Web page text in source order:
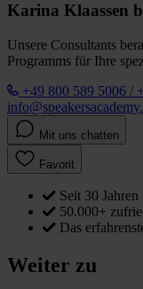
Karina Klaassen
Unsere Consultants
Programms für Ihre
+49 800 589 5006 /
Mit uns chatten
Favorit
Seit 30
50.000+
Das
Weiter zu